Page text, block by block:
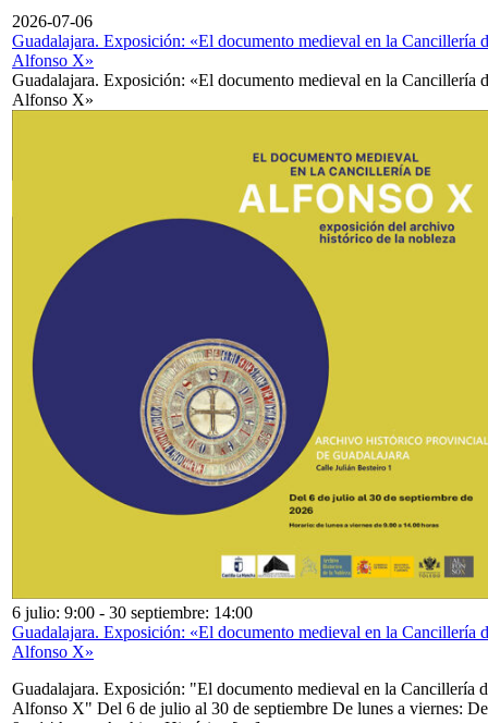
2026-07-06
Guadalajara. Exposición: «El documento medieval en la Cancillería
Alfonso X»
Guadalajara. Exposición: «El documento medieval en la Cancillería
Alfonso X»
6 julio: 9:00 - 30 septiembre: 14:00
Guadalajara. Exposición: «El documento medieval en la Cancillería
Alfonso X»
Guadalajara. Exposición: "El documento medieval en la Cancillería
Alfonso X" Del 6 de julio al 30 de septiembre De lunes a viernes: De